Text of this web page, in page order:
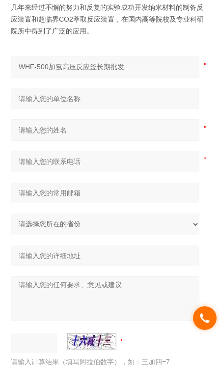
几年来经过不懈的努力和反复的实验成功开发纳米材料的制备反
应装置和超临界CO2萃取反应装置，在国内高等院校及专业科研
院所中得到了广泛的应用。
请输入计算结果（填写阿拉伯数字），如：三加四=7